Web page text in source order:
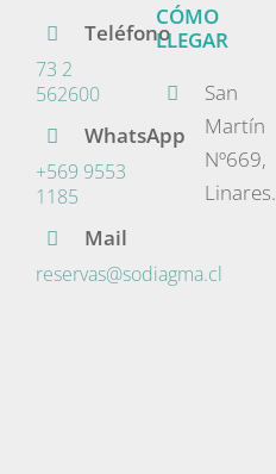
Teléfono
73 2
562600
WhatsApp
+569 9553
1185
Mail
reservas@sodiagma.cl
CÓMO
LLEGAR
San
Martín
Nº669,
Linares.